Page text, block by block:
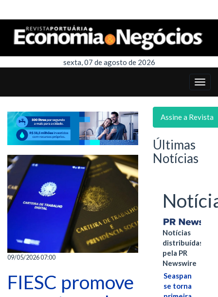
sexta, 07 de agosto de 2026
09/05/2026 07:00
FIESC promove
Assine a Revista
Últimas
Notícias
Notícias
distribuídas
pela PR
Newswire
Seaspan
se torna